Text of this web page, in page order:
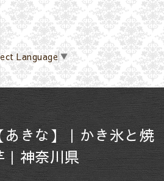
Language▼
きな】｜かき氷と焼
｜神奈川県